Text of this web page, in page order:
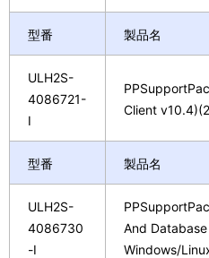
型番 製品名
ULH2S-
4086721-
I
Client
型番 製品名
ULH2S-
4086730
-I
And
Windows/